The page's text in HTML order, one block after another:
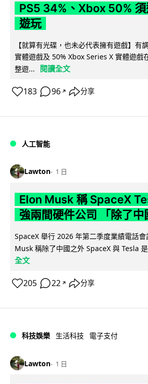
PS5 34%、Xbox 50% 須
遊玩
【就算有光碟，也未必代表擁有遊戲】有
實體遊戲及 50% Xbox Series X 實體遊戲
整遊...
閱讀全文
183 96 ↗ 分享
人工智能
Lawton 1 日
Elon Musk 稱 SpaceX
強兩間硬件公司 「除了中
SpaceX 舉行 2026 年第二季度業績電話
Musk 稱除了中國之外 SpaceX 與 Tesla
全文
205 22 ↗ 分享
科技娛樂 生活科技 電子支付
Lawton 1 日